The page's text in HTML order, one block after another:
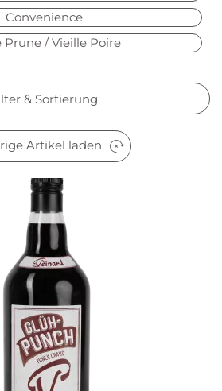
Convenience
Prune / Vieille Poire
& Sortierung
Artikel laden